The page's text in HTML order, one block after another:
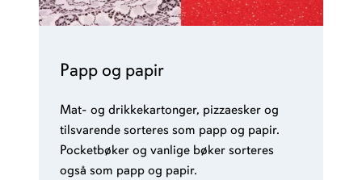
Papp og papir
Mat- og drikkekartonger, pizzaesker og
tilsvarende sorteres som papp og papir.
Pocketbøker og vanlige bøker sorteres
også som papp og papir.